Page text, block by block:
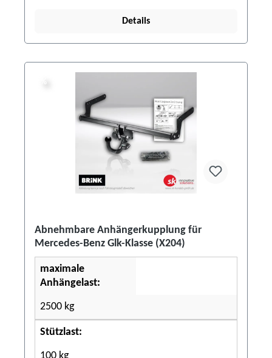
Details
Abnehmbare Anhängerkupplung für
Mercedes-Benz Glk-Klasse (X204)
maximale
Anhängelast:
2500 kg
Stützlast: